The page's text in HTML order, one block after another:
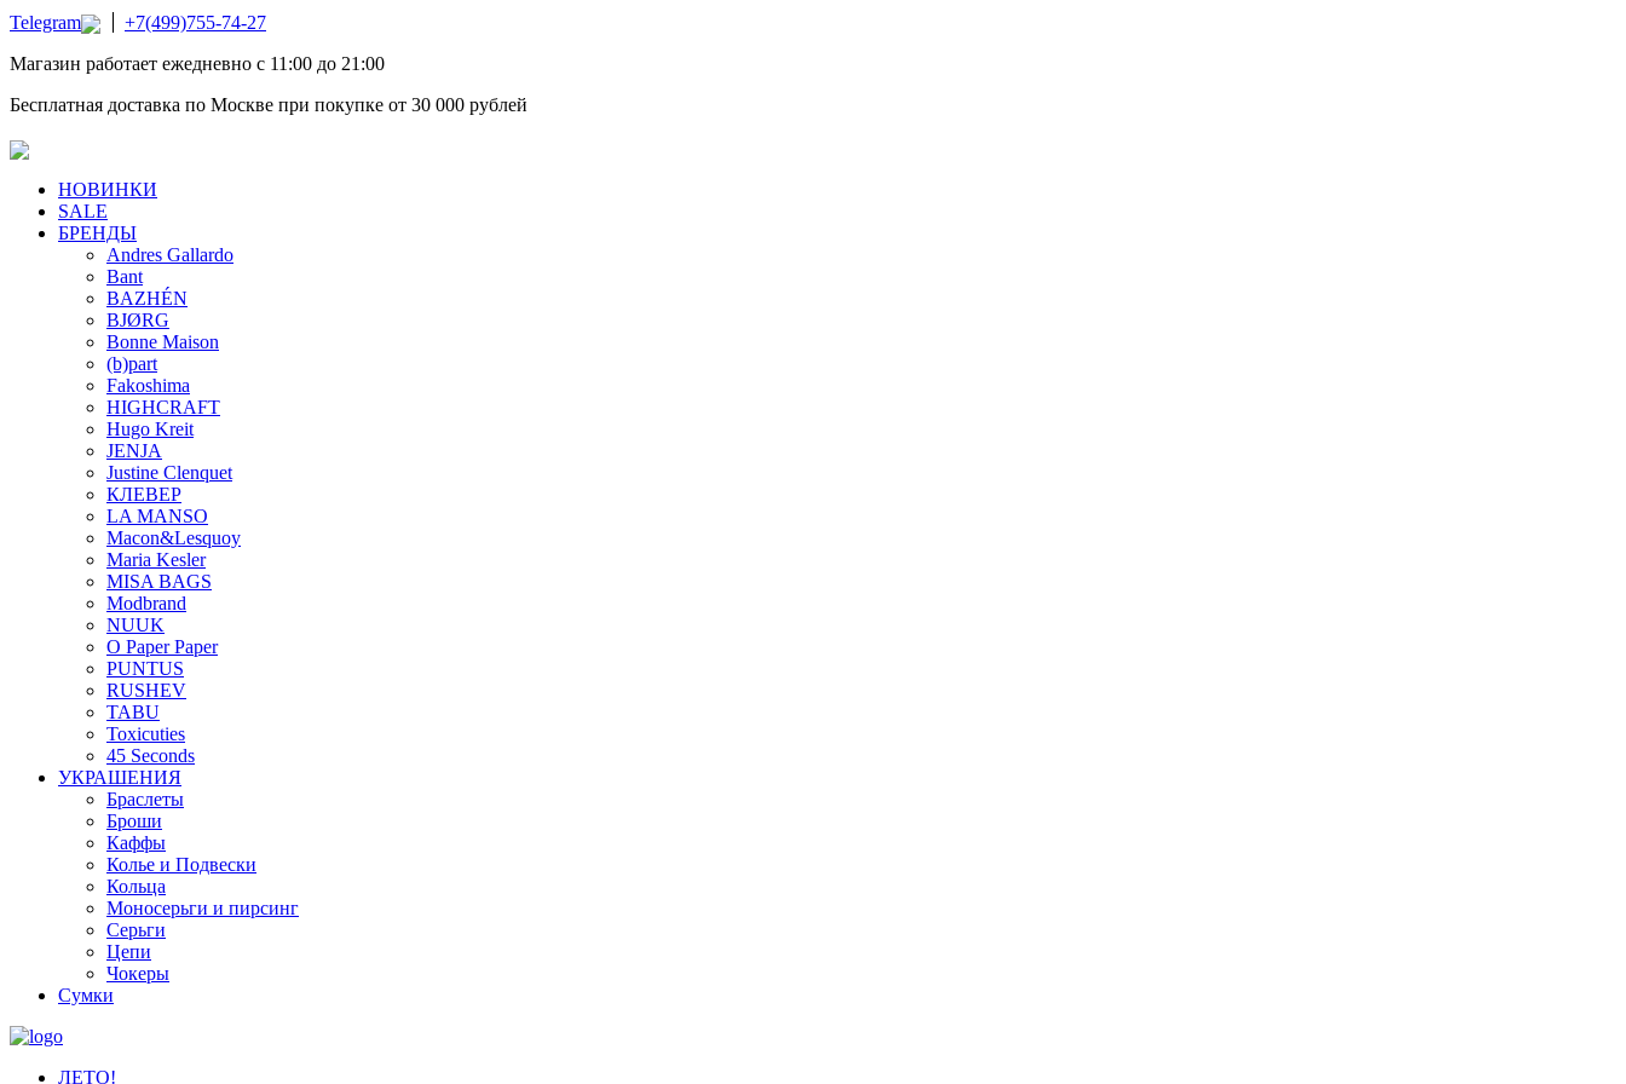
Telegram
+7(499)755-74-27
Магазин работает ежедневно с 11:00 до 21:00
Бесплатная доставка по Москве при покупке от 30 000 рублей
НОВИНКИ
SALE
БРЕНДЫ
Andres Gallardo
Bant
BAZHÉN
BJØRG
Bonne Maison
(b)part
Fakoshima
HIGHCRAFT
Hugo Kreit
JENJA
Justine Clenquet
КЛЕВЕР
LA MANSO
Macon&Lesquoy
Maria Kesler
MISA BAGS
Modbrand
NUUK
O Paper Paper
PUNTUS
RUSHEV
TABU
Toxicuties
45 Seconds
УКРАШЕНИЯ
Браслеты
Броши
Каффы
Колье и Подвески
Кольца
Моносерьги и пирсинг
Серьги
Цепи
Чокеры
Сумки
ЛЕТО!